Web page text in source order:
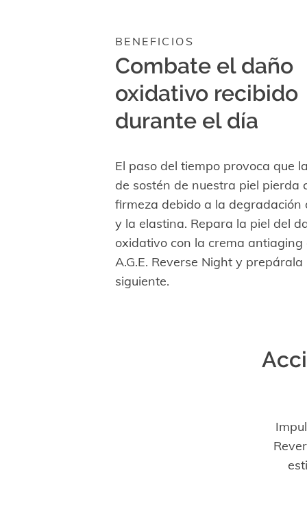
BENEFICIOS
Combate el daño
oxidativo recibido
durante el día
El paso del tiempo provoca que
de sostén de nuestra piel pierda
firmeza debido a la degradación
y la elastina. Repara la piel del
oxidativo con la crema antiaging
A.G.E. Reverse Night y
siguiente.